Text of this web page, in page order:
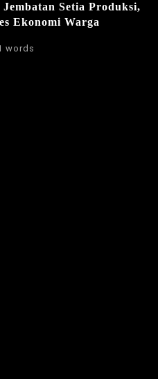
Jembatan Setia Produksi,
Ekonomi Warga
words